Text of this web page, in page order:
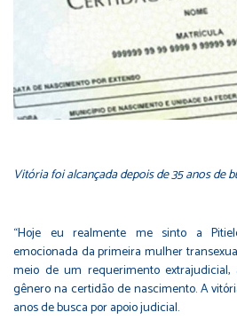
Vitória foi alcançada depois de 35 anos de
“Hoje eu realmente me sinto a
emocionada da primeira mulher
meio de um requerimento
gênero na certidão de nascimento. A
anos de busca por apoio judicial.